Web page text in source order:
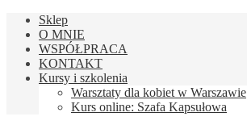
Sklep
O MNIE
WSPÓŁPRACA
KONTAKT
Kursy i szkolenia
Warsztaty dla kobiet w Warszawie
Kurs online: Szafa Kapsułowa